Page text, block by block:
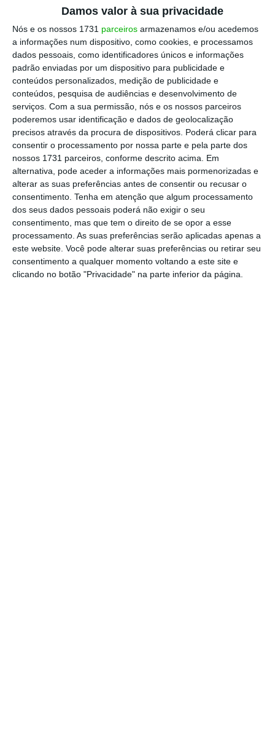
Damos valor à sua privacidade
Nós e os nossos 1731 parceiros armazenamos e/ou acedemos
a informações num dispositivo, como cookies, e processamos
dados pessoais, como identificadores únicos e informações
padrão enviadas por um dispositivo para publicidade e
conteúdos personalizados, medição de publicidade e
conteúdos, pesquisa de audiências e desenvolvimento de
serviços. Com a sua permissão, nós e os nossos parceiros
poderemos usar identificação e dados de geolocalização
precisos através da procura de dispositivos. Poderá clicar para
consentir o processamento por nossa parte e pela parte dos
nossos 1731 parceiros, conforme descrito acima. Em
alternativa, pode aceder a informações mais pormenorizadas e
alterar as suas preferências antes de consentir ou recusar o
consentimento. Tenha em atenção que algum processamento
dos seus dados pessoais poderá não exigir o seu
consentimento, mas que tem o direito de se opor a esse
processamento. As suas preferências serão aplicadas apenas a
este website. Você pode alterar suas preferências ou retirar seu
consentimento a qualquer momento voltando a este site e
clicando no botão "Privacidade" na parte inferior da página.
nosso orçamento vai buscá-los? Aos impostos
pagos pelos portugueses”, disse o ministro
dos Negócios Estrangeiros, Augusto Santos
Silva, numa audição na comissão
parlamentar de Assuntos Europeus.
"Isso significará pouco menos de
mais 600 milhões de euros anuais.
Onde os vamos buscar? Ao nosso
orçamento. Onde é que o nosso
orçamento vai buscá-los? Aos
impostos pagos pelos portugueses.”